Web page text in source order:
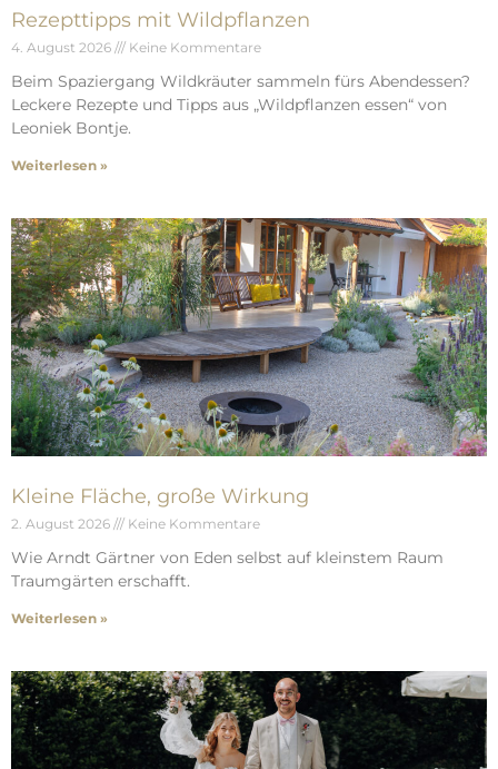
Rezepttipps mit Wildpflanzen
4. August 2026 Keine Kommentare
Beim Spaziergang Wildkräuter sammeln fürs Abendessen?
Leckere Rezepte und Tipps aus „Wildpflanzen essen“ von
Leoniek Bontje.
Weiterlesen »
Kleine Fläche, große Wirkung
2. August 2026 Keine Kommentare
Wie Arndt Gärtner von Eden selbst auf kleinstem Raum
Traumgärten erschafft.
Weiterlesen »